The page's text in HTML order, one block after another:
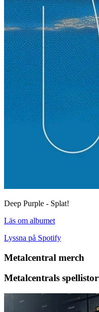
Deep Purple - Splat!
Läs om albumet
Lyssna på Spotify
Metalcentral merch
Metalcentrals spellistor